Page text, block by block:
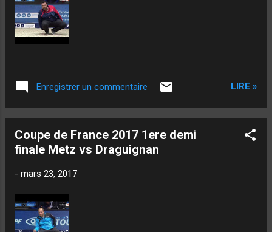
Enregistrer un commentaire LIRE »
Coupe de France 2017 1ere demi
finale Metz vs Draguignan
- mars 23, 2017